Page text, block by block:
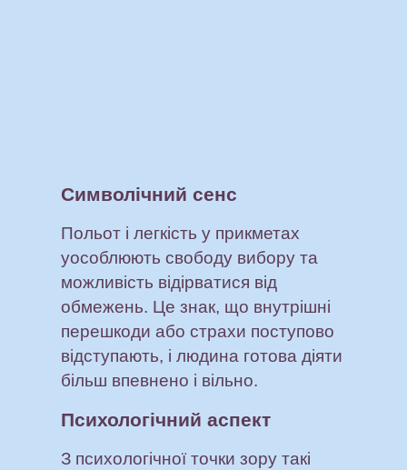
Символічний сенс
Польот і легкість у прикметах
уособлюють свободу вибору та
можливість відірватися від
обмежень. Це знак, що внутрішні
перешкоди або страхи поступово
відступають, і людина готова діяти
більш впевнено і вільно.
Психологічний аспект
З психологічної точки зору такі